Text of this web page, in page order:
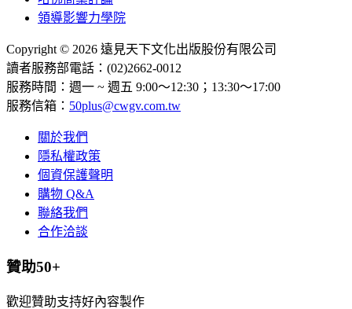
領導影響力學院
Copyright © 2026 遠見天下文化出版股份有限公司
讀者服務部電話：(02)2662-0012
服務時間：週一 ~ 週五 9:00～12:30；13:30～17:00
服務信箱： 50plus@cwgv.com.tw
關於我們
隱私權政策
個資保護聲明
購物 Q&A
聯絡我們
合作洽談
贊助50+
歡迎贊助支持好內容製作